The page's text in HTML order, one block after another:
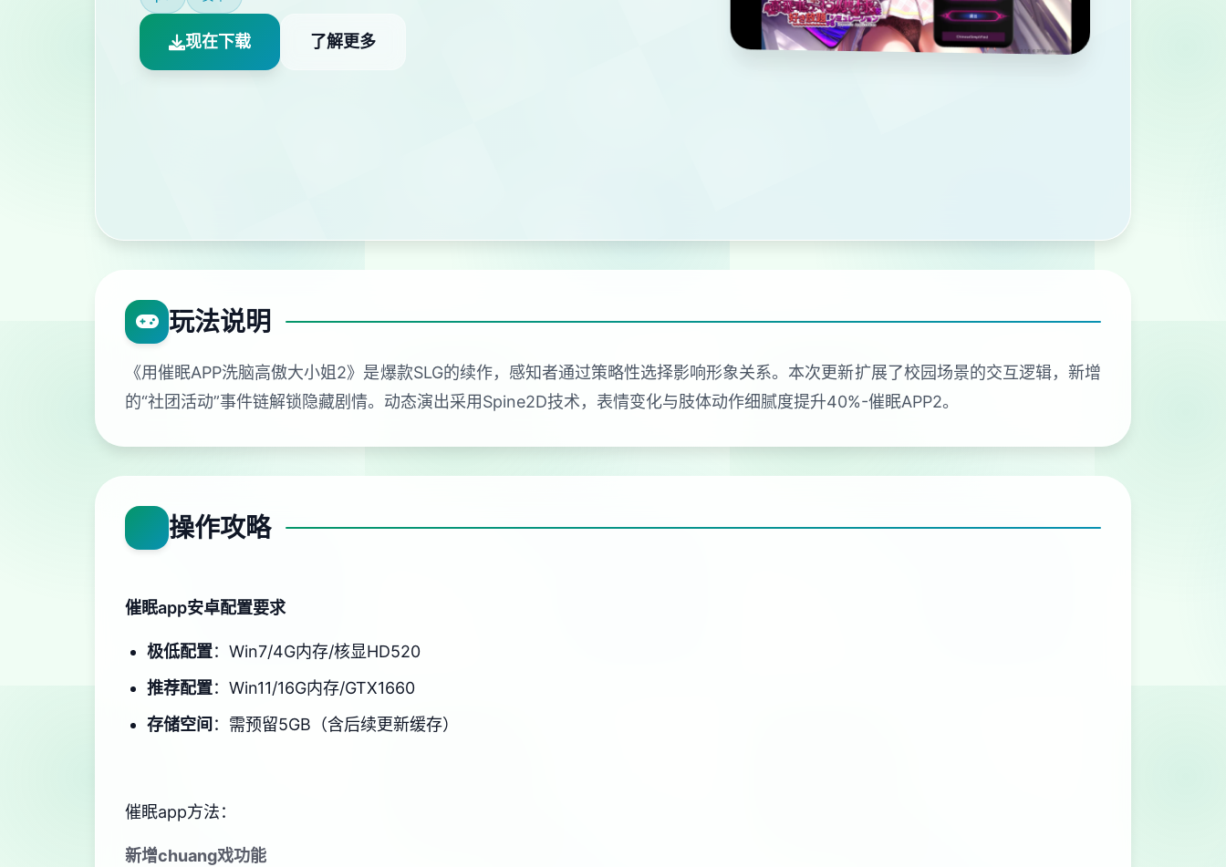
现在下载 了解更多
玩法说明
《用催眠APP洗脑高傲大小姐2》是爆款SLG的续作，感知者通过策略性选择影响形象关系。本次更新扩展了校园场景的交互逻辑，新增
的“社团活动”事件链解锁隐藏剧情。动态演出采用Spine2D技术，表情变化与肢体动作细腻度提升40%-催眠APP2。
操作攻略
催眠app安卓配置要求
​极低配置​​：Win7/4G内存/核显HD520
​推荐配置​​：Win11/16G内存/GTX1660
​存储空间​ ​：需预留5GB（含后续更新缓存）
催眠app方法：
新增chuang戏功能